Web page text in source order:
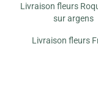
Livraison fleurs
sur argens
Livraison fleurs